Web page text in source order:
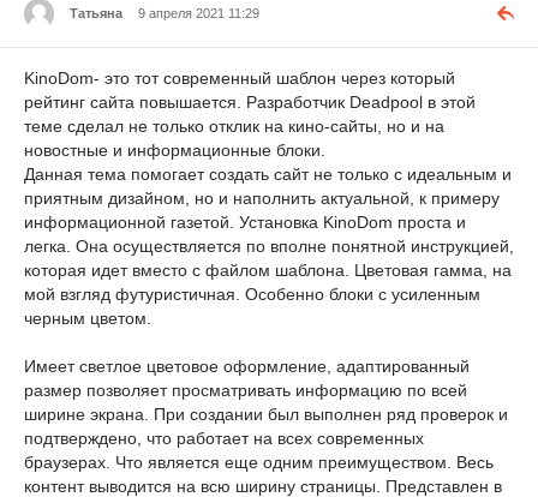
Татьяна 9 апреля 2021 11:29
KinoDom- это тот современный шаблон через который
рейтинг сайта повышается. Разработчик Deadpool в этой
теме сделал не только отклик на кино-сайты, но и на
новостные и информационные блоки.
Данная тема помогает создать сайт не только с идеальным и
приятным дизайном, но и наполнить актуальной, к примеру
информационной газетой. Установка KinoDom проста и
легка. Она осуществляется по вполне понятной инструкцией,
которая идет вместо с файлом шаблона. Цветовая гамма, на
мой взгляд футуристичная. Особенно блоки с усиленным
черным цветом.
Имеет светлое цветовое оформление, адаптированный
размер позволяет просматривать информацию по всей
ширине экрана. При создании был выполнен ряд проверок и
подтверждено, что работает на всех современных
браузерах. Что является еще одним преимуществом. Весь
контент выводится на всю ширину страницы. Представлен в